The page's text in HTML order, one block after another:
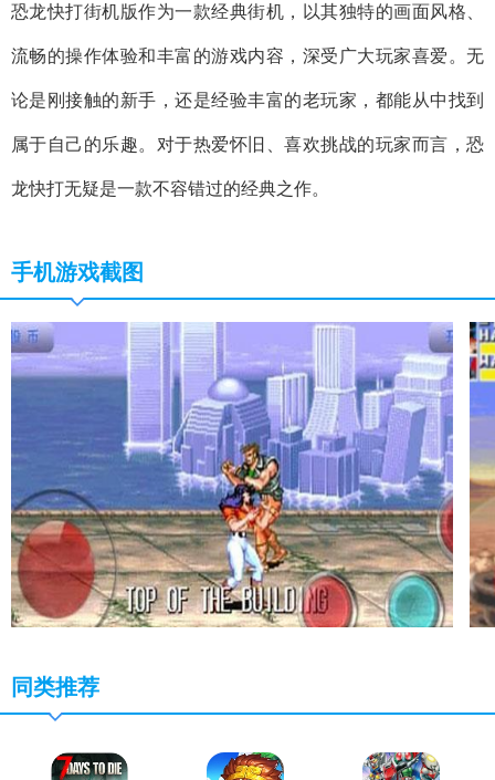
恐龙快打街机版作为一款经典街机，以其独特的画面风格、
流畅的操作体验和丰富的游戏内容，深受广大玩家喜爱。无
论是刚接触的新手，还是经验丰富的老玩家，都能从中找到
属于自己的乐趣。对于热爱怀旧、喜欢挑战的玩家而言，恐
龙快打无疑是一款不容错过的经典之作。
手机游戏截图
同类推荐